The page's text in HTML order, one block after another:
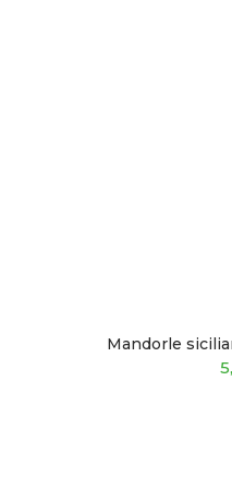
Mandorle